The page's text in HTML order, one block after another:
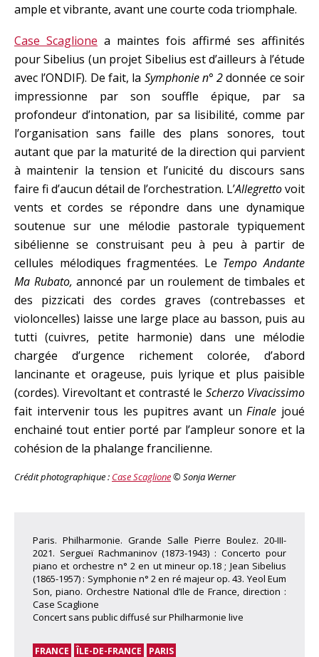
ample et vibrante, avant une courte coda triomphale.
Case Scaglione a maintes fois affirmé ses affinités
pour Sibelius (un projet Sibelius est d’ailleurs à l’étude
avec l’ONDIF). De fait, la Symphonie n° 2donnée ce soir
impressionne par son souffle épique, par sa
profondeur d’intonation, par sa lisibilité, comme par
l’organisation sans faille des plans sonores, tout
autant que par la maturité de la direction qui parvient
à maintenir la tension et l’unicité du discours sans
faire fi d’aucun détail de l’orchestration. L’Allegrettovoit
vents et cordes se répondre dans une dynamique
soutenue sur une mélodie pastorale typiquement
sibélienne se construisant peu à peu à partir de
cellules mélodiques fragmentées. Le Tempo Andante
Ma Rubato,annoncé par un roulement de timbales et
des pizzicati des cordes graves (contrebasses et
violoncelles) laisse une large place au basson, puis au
tutti (cuivres, petite harmonie) dans une mélodie
chargée d’urgence richement colorée, d’abord
lancinante et orageuse, puis lyrique et plus paisible
(cordes). Virevoltant et contrasté le Scherzo Vivacissimo
fait intervenir tous les pupitres avant unFinale joué
enchainé tout entier porté par l’ampleur sonore et la
cohésion de la phalange francilienne.
Crédit photographique : Case Scaglione© Sonja Werner
Paris. Philharmonie. Grande Salle Pierre Boulez. 20-III-
2021. Sergueï Rachmaninov (1873-1943) : Concerto pour
piano et orchestre n° 2 en ut mineur op.18 ; Jean Sibelius
(1865-1957) : Symphonie n° 2 en ré majeur op. 43. Yeol Eum
Son, piano. Orchestre National d’Ile de France, direction :
Case Scaglione
Concert sans public diffusé sur Philharmonie live
FRANCE ÎLE-DE-FRANCE PARIS